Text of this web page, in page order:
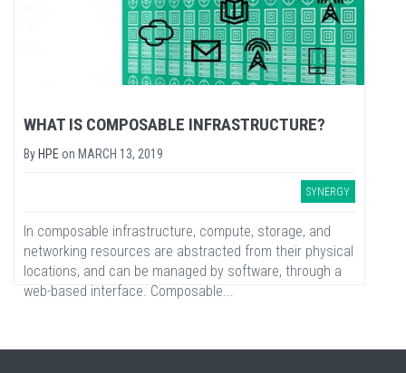
WHAT IS COMPOSABLE INFRASTRUCTURE?
By HPE on MARCH 13, 2019
SYNERGY
In composable infrastructure, compute, storage, and
networking resources are abstracted from their physical
locations, and can be managed by software, through a
web-based interface. Composable...